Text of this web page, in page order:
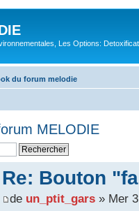
Les Options:
du forum melodie
MELODIE
Re: Bouton
de un_ptit_gars» Mer 3